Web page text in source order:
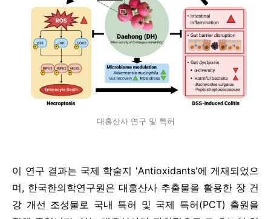
대홍산사 연구 및 특허
이 연구 결과는 국제 학술지 'Antioxidants'에 게재되었으
며, 한국한의학연구원은 대홍산사 추출물을 활용한 장 건
강 개선 조성물로 국내 특허 및 국제 특허(PCT) 출원을